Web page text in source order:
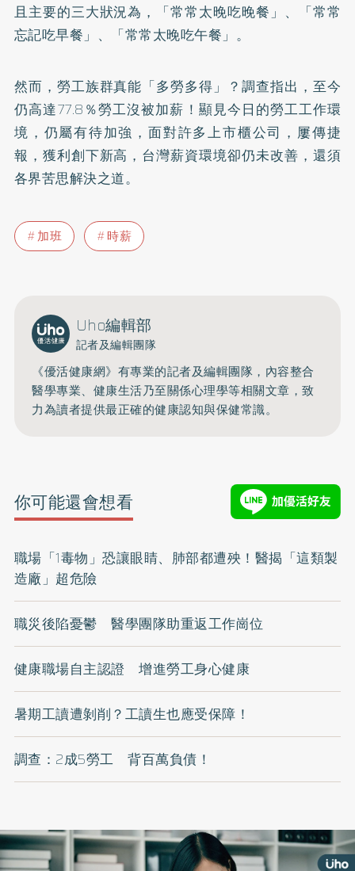
且主要的三大狀況為，「常常太晚吃晚餐」、「常常
忘記吃早餐」、「常常太晚吃午餐」。
然而，勞工族群真能「多勞多得」？調查指出，至今
仍高達77.8％勞工沒被加薪！顯見今日的勞工工作環
境，仍屬有待加強，面對許多上市櫃公司，屢傳捷
報，獲利創下新高，台灣薪資環境卻仍未改善，還須
各界苦思解決之道。
加班 時薪
Uho編輯部
記者及編輯團隊
《優活健康網》有專業的記者及編輯團隊，內容整合
醫學專業、健康生活乃至關係心理學等相關文章，致
力為讀者提供最正確的健康認知與保健常識。
你可能還會想看
職場「1毒物」恐讓眼睛、肺部都遭殃！醫揭「這類製
造廠」超危險
職災後陷憂鬱 醫學團隊助重返工作崗位
健康職場自主認證 增進勞工身心健康
暑期工讀遭剝削？工讀生也應受保障！
調查：2成5勞工 背百萬負債！